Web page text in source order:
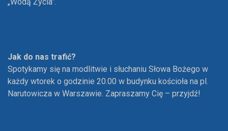
Jak do nas trafić?
Spotykamy się na modlitwie i słuchaniu Słowa Bożego w
każdy wtorek o godzinie 20.00 w budynku kościoła na pl.
Narutowicza w Warszawie. Zapraszamy Cię – przyjdź!